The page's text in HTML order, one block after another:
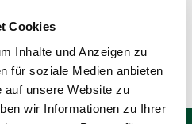
Cookies
Inhalte und Anzeigen zu
für soziale Medien anbieten
auf unsere Website zu
wir Informationen zu Ihrer
stiftung.de